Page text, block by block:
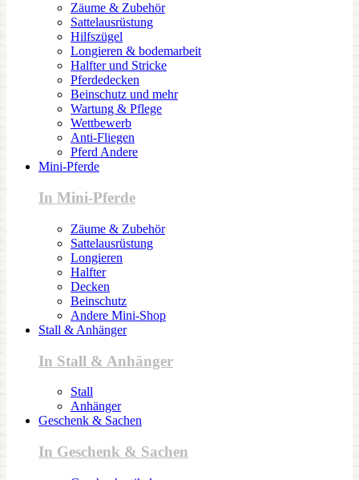
Zäume & Zubehör
Sattelausrüstung
Hilfszügel
Longieren & bodemarbeit
Halfter und Stricke
Pferdedecken
Beinschutz und mehr
Wartung & Pflege
Wettbewerb
Anti-Fliegen
Pferd Andere
Mini-Pferde
In Mini-Pferde
Zäume & Zubehör
Sattelausrüstung
Longieren
Halfter
Decken
Beinschutz
Andere Mini-Shop
Stall & Anhänger
In Stall & Anhänger
Stall
Anhänger
Geschenk & Sachen
In Geschenk & Sachen